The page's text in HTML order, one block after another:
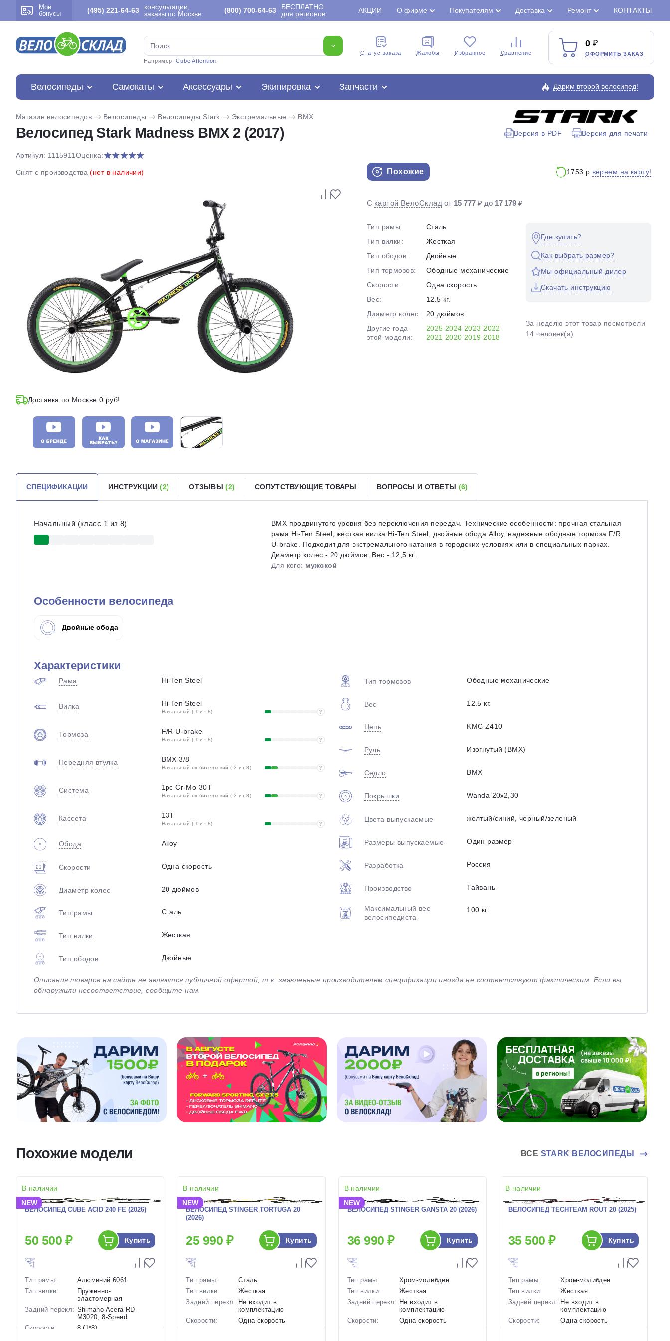
Мои
бонусы
(495) 221-64-63
консультации,
заказы по Москве
(800) 700-64-63
БЕСПЛАТНО
для регионов
АКЦИИ О фирме Покупателям Доставка Ремонт КОНТАКТЫ
Например:Cube Attention
Cтатус заказа Жалобы Избранное Сравнение
0
ОФОРМИТЬ ЗАКАЗ
Велосипеды Самокаты Аксессуары Экипировка Запчасти Дарим второй велосипед!
Магазин велосипедов Велосипеды Велосипеды Stark Экстремальные BMX
Велосипед Stark Madness BMX 2 (2017) Версия в PDF Версия для печати
Артикул: 1115911 Оценка:
Снят с производства(нет в наличии)
Доставка по Москве 0 руб!
Похожие 1753 р. вернем на карту!
С картой ВелоСклад от 15 777 ₽ до 17 179 ₽
Тип рамы:
Сталь
Тип вилки:
Жесткая
Тип ободов:
Двойные
Тип тормозов:
Ободные механические
Скорости:
Одна скорость
Вес:
12.5 кг.
Диаметр колес:
20 дюймов
Другие года
этой модели:
2025 2024 2023 2022
2021 2020 2019 2018
Где купить?
Как выбрать размер?
Мы официальный дилер
Скачать инструкцию
За неделю этот товар посмотрели
14 человек(а)
СПЕЦИФИКАЦИИ ИНСТРУКЦИИ(2) ОТЗЫВЫ(2) СОПУТСТВУЮЩИЕ ТОВАРЫ ВОПРОСЫ И ОТВЕТЫ (6)
Начальный (класс 1 из 8)
BMX продвинутого уровня без переключения передач. Технические особенности: прочная стальная
рама Hi-Ten Steel, жесткая вилка Hi-Ten Steel, двойные обода Alloy, надежные ободные тормоза F/R
U-brake. Подходит для экстремального катания в городских условиях или в специальных парках.
Диаметр колес - 20 дюймов. Вес - 12,5 кг.
Для кого: мужской
Особенности велосипеда
Двойные обода
Характеристики
Рама Hi-Ten Steel
Вилка Hi-Ten Steel
Начальный ( 1 из 8) ?
Тормоза F/R U-brake
Начальный ( 1 из 8) ?
Передняя втулка BMX 3/8
Начальный любительский ( 2 из 8) ?
Система 1pc Cr-Mo 30T
Начальный любительский ( 2 из 8) ?
Кассета 13T
Начальный ( 1 из 8) ?
Обода Alloy
Скорости Одна скорость
Диаметр колес 20 дюймов
Тип рамы Сталь
Тип вилки Жесткая
Тип ободов Двойные
Тип тормозов Ободные механические
Вес 12.5 кг.
Цепь KMC Z410
Руль Изогнутый (BMX)
Седло BMX
Покрышки Wanda 20х2,30
Цвета выпускаемые желтый/синий, черный/зеленый
Размеры выпускаемые Один размер
Разработка Россия
Производство Тайвань
Максимальный вес
велосипедиста
100 кг.
Описания товаров на сайте не являются публичной офертой, т.к. заявленные производителем спецификации иногда не соответствуют фактическим. Если вы
обнаружили несоответствие, сообщите нам.
Похожие модели ВСЕ STARK ВЕЛОСИПЕДЫ
В наличии
NEW
ВЕЛОСИПЕД CUBE ACID 240 FE (2026)
50 500 ₽ Купить
Тип рамы:
Алюминий 6061
Тип вилки:
Пружинно-
эластомерная
Задний перекл: Shimano Acera RD-
M3020, 8-Speed
Скорости:
8 (1*8)
В наличии
NEW
ВЕЛОСИПЕД STINGER TORTUGA 20
(2026)
25 990 ₽ Купить
Тип рамы:
Сталь
Тип вилки:
Жесткая
Задний перекл: Не входит в
комплектацию
Скорости:
Одна скорость
В наличии
NEW
ВЕЛОСИПЕД STINGER GANSTA 20 (2026)
36 990 ₽ Купить
Тип рамы:
Хром-молибден
Тип вилки:
Жесткая
Задний перекл: Не входит в
комплектацию
Скорости:
Одна скорость
В наличии
ВЕЛОСИПЕД TECHTEAM ROUT 20 (2025)
35 500 ₽ Купить
Тип рамы:
Хром-молибден
Тип вилки:
Жесткая
Задний перекл: Не входит в
комплектацию
Скорости:
Одна скорость
Разбейте
на части
без переплат
Сегодня
25%
Добавляйте товары
списываться
Подробнееоб оплате Плайтом
plait.ru